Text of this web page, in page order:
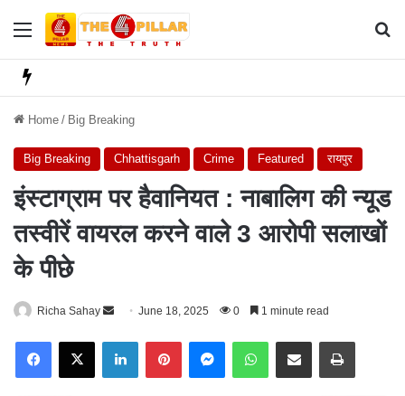
Menu
Home / Big Breaking
Big Breaking Chhattisgarh Crime Featured रायपुर
इंस्टाग्राम पर हैवानियत : नाबालिग की न्यूड
तस्वीरें वायरल करने वाले 3 आरोपी सलाखों
के पीछे
Richa Sahay
n
d
June 18, 2025 0 1 minute read
X